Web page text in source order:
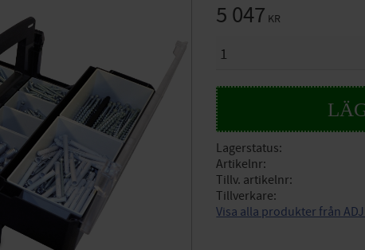
5 047 KR
Lagerstatus
Artikelnr
Tillv. artikelnr
Tillverkare
Visa alla produkter från